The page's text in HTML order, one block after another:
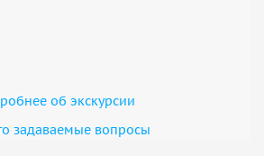
об экскурсии
задаваемые вопросы